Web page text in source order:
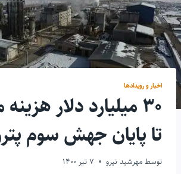
اخبار و رویدادها
۳۰ میلیارد دلار
تا پایان جهش سوم
توسط مهرشید نیرو 7 تیر 1400